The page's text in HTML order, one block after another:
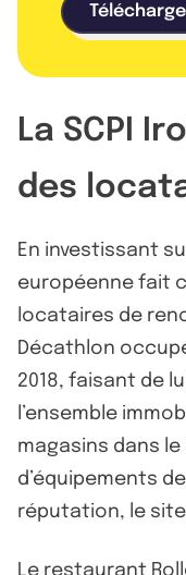
La SCPI
des
En investissant
européenne fait
locataires de
Décathlon
2018, faisant de
l’ensemble
magasins dans
d’équipements
réputation, le
Le restaurant